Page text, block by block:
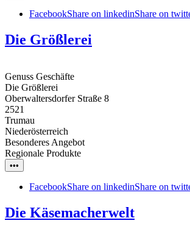
FacebookShare on linkedinShare on
Die Größlerei
Genuss Geschäfte
Die Größlerei
Oberwaltersdorfer Straße 8
2521
Trumau
Niederösterreich
Besonderes Angebot
Regionale Produkte
•••
FacebookShare on linkedinShare on
Die Käsemacherwelt